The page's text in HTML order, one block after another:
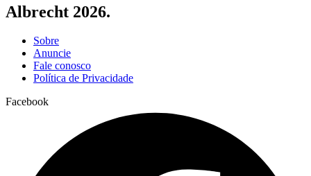
Albrecht 2026.
Sobre
Anuncie
Fale conosco
Política de Privacidade
Facebook